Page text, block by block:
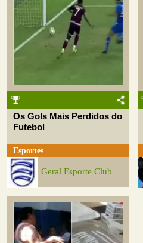
Os Gols Mais Perdidos do
Futebol
Esportes
Geral Esporte Club